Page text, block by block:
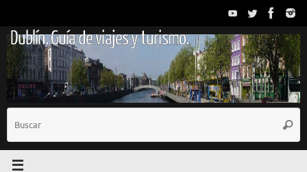
contenido
Dublín. Guía de viajes y turismo.